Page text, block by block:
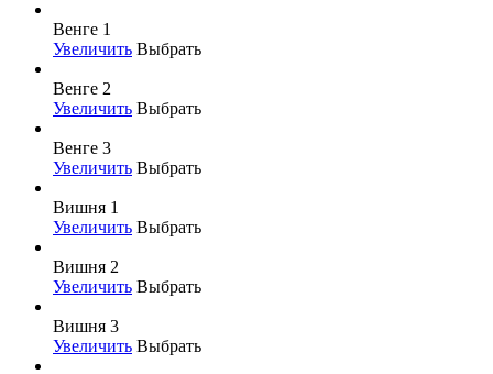
Венге 1
Увеличить Выбрать
Венге 2
Увеличить Выбрать
Венге 3
Увеличить Выбрать
Вишня 1
Увеличить Выбрать
Вишня 2
Увеличить Выбрать
Вишня 3
Увеличить Выбрать